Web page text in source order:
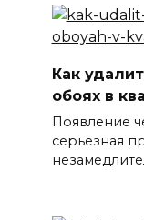
Как
обоях в
Появление
серьезная